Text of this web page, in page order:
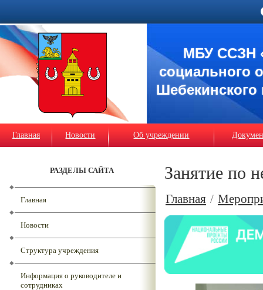
МБУ ССЗН
социального
Шебекинского
Главная Новости Об учреждении
РАЗДЕЛЫ САЙТА
Главная
Новости
Структура учреждения
Информация о руководителе и
сотрудниках
Занятие по
Главная /